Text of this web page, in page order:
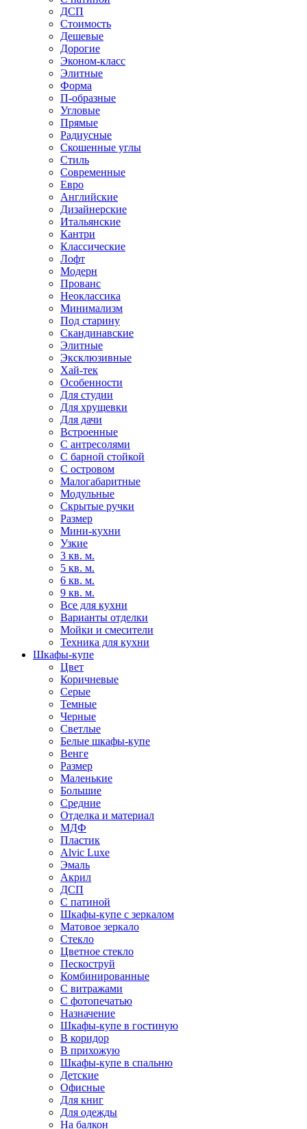
ДСП
Стоимость
Дешевые
Дорогие
Эконом-класс
Элитные
Форма
П-образные
Угловые
Прямые
Радиусные
Скошенные углы
Стиль
Современные
Евро
Английские
Дизайнерские
Итальянские
Кантри
Классические
Лофт
Модерн
Прованс
Неоклассика
Минимализм
Под старину
Скандинавские
Элитные
Эксклюзивные
Хай-тек
Особенности
Для студии
Для хрущевки
Для дачи
Встроенные
С антресолями
С барной стойкой
С островом
Малогабаритные
Модульные
Скрытые ручки
Размер
Мини-кухни
Узкие
3 кв. м.
5 кв. м.
6 кв. м.
9 кв. м.
Все для кухни
Варианты отделки
Мойки и смесители
Техника для кухни
Шкафы-купе
Цвет
Коричневые
Серые
Темные
Черные
Светлые
Белые шкафы-купе
Венге
Размер
Маленькие
Большие
Средние
Отделка и материал
МДФ
Пластик
Alvic Luxe
Эмаль
Акрил
ДСП
С патиной
Шкафы-купе с зеркалом
Матовое зеркало
Стекло
Цветное стекло
Пескоструй
Комбинированные
С витражами
С фотопечатью
Назначение
Шкафы-купе в гостиную
В коридор
В прихожую
Шкафы-купе в спальню
Детские
Офисные
Для книг
Для одежды
На балкон